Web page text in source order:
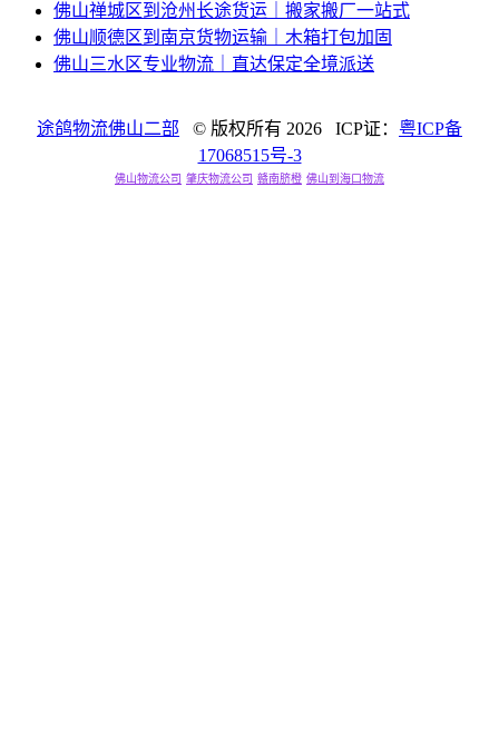
佛山禅城区到沧州长途货运｜搬家搬厂一站式
佛山顺德区到南京货物运输｜木箱打包加固
佛山三水区专业物流｜直达保定全境派送
途鸽物流佛山二部 © 版权所有 2026 ICP证： 粤ICP备
17068515号-3
佛山物流公司 肇庆物流公司 赣南脐橙 佛山到海口物流